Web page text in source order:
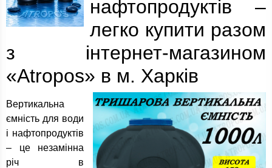
нафтопродуктів –
легко купити разом
з інтернет-магазином
«Atropos» в м. Харків
Вертикальна
ємність для води
і нафтопродуктів
– це незамінна
річ в